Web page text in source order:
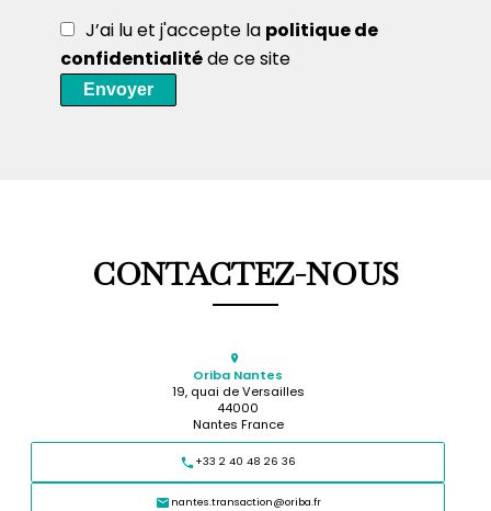
J’ai lu et j'accepte la politique de
confidentialitéde ce site
Envoyer
CONTACTEZ-NOUS
Oriba Nantes
19, quai de Versailles
44000
Nantes France
+33 2 40 48 26 36
nantes.transaction@oriba.fr